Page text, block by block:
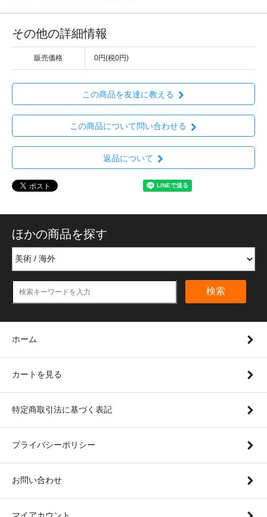
その他の詳細情報
販売価格 0円(税0円)
この商品を友達に教える
この商品について問い合わせる
返品について
ほかの商品を探す
検索
ホーム
カートを見る
特定商取引法に基づく表記
プライバシーポリシー
お問い合わせ
マイアカウント